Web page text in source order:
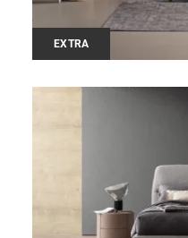
EXTRA